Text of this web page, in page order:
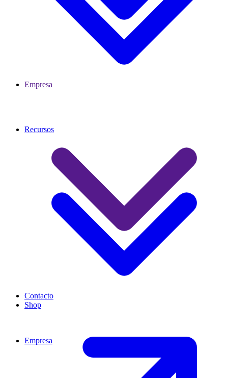
Empresa
Contacto
Shop
Recursos
Empresa